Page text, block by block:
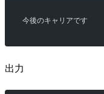
今後のキャリアです
出力